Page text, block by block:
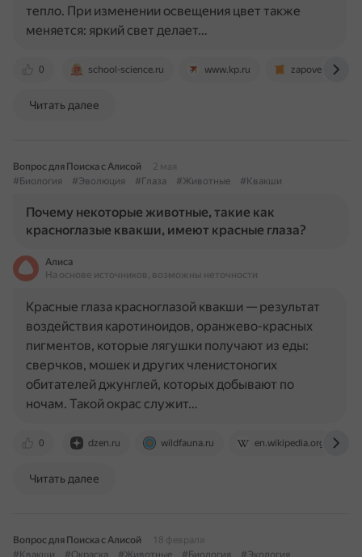
0 school-science.ru www.kp.ru zapovednik96.ru
тепло. При изменении освещения цвет также
меняется: яркий свет делает…
Читать далее
Вопрос для Поиска с Алисой
2 мая
#Биология
#Эволюция #Глаза #Животные #Квакши
Почему некоторые животные, такие как
красноглазые квакши, имеют красные глаза?
Алиса
На основе источников, возможны неточности
0 dzen.ru wildfauna.ru en.wikipedia.org
Красные глаза красноглазой квакши — результат
воздействия каротиноидов, оранжево-красных
пигментов, которые лягушки получают из еды:
сверчков, мошек и других членистоногих
обитателей джунглей, которых добывают по
ночам. Такой окрас служит…
Читать далее
Вопрос для Поиска с Алисой
18 февраля
#Квакши
#Окраска #Животные #Биология #Экология